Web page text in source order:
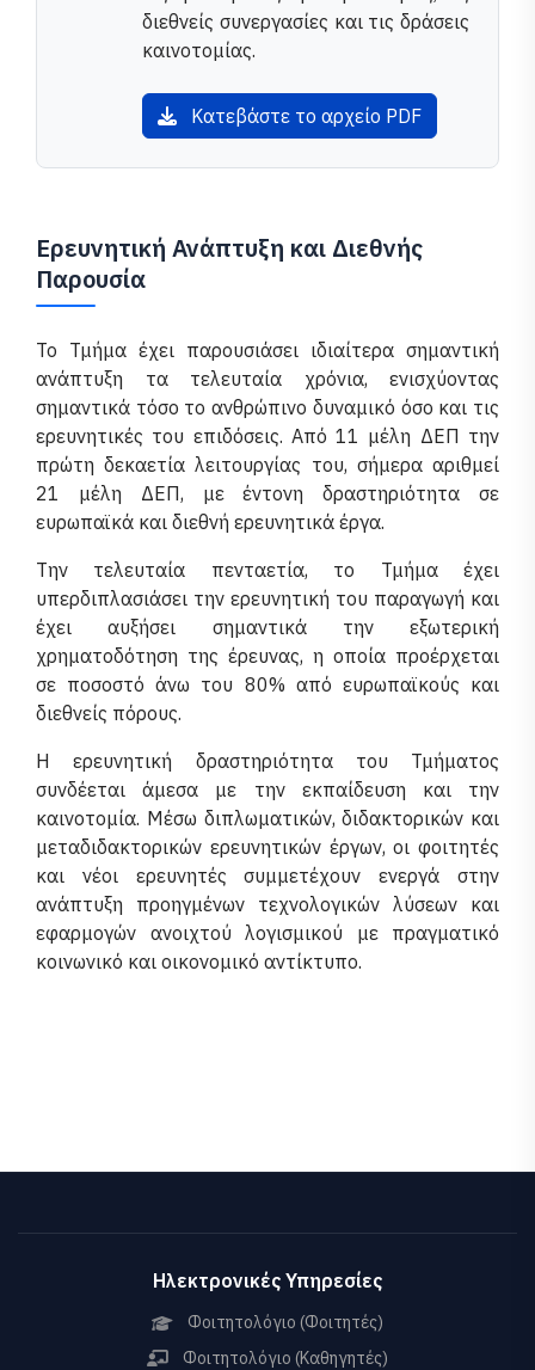
διεθνείς συνεργασίες και τις δράσεις
καινοτομίας.
Κατεβάστε το αρχείο PDF
Ερευνητική Ανάπτυξη και Διεθνής
Παρουσία
Το Τμήμα έχει παρουσιάσει ιδιαίτερα σημαντική
ανάπτυξη τα τελευταία χρόνια, ενισχύοντας
σημαντικά τόσο το ανθρώπινο δυναμικό όσο και τις
ερευνητικές του επιδόσεις. Από 11 μέλη ΔΕΠ την
πρώτη δεκαετία λειτουργίας του, σήμερα αριθμεί
21 μέλη ΔΕΠ, με έντονη δραστηριότητα σε
ευρωπαϊκά και διεθνή ερευνητικά έργα.
Την τελευταία πενταετία, το Τμήμα έχει
υπερδιπλασιάσει την ερευνητική του παραγωγή και
έχει αυξήσει σημαντικά την εξωτερική
χρηματοδότηση της έρευνας, η οποία προέρχεται
σε ποσοστό άνω του 80% από ευρωπαϊκούς και
διεθνείς πόρους.
Η ερευνητική δραστηριότητα του Τμήματος
συνδέεται άμεσα με την εκπαίδευση και την
καινοτομία. Μέσω διπλωματικών, διδακτορικών και
μεταδιδακτορικών ερευνητικών έργων, οι φοιτητές
και νέοι ερευνητές συμμετέχουν ενεργά στην
ανάπτυξη προηγμένων τεχνολογικών λύσεων και
εφαρμογών ανοιχτού λογισμικού με πραγματικό
κοινωνικό και οικονομικό αντίκτυπο.
Ηλεκτρονικές Υπηρεσίες
Φοιτητολόγιο (Φοιτητές)
Φοιτητολόγιο (Καθηγητές)